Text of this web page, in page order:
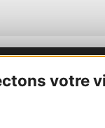
votre